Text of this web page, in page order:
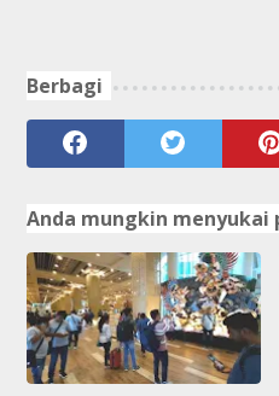
Berbagi
Anda mungkin menyukai